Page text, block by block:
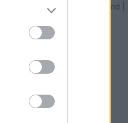
pritet t’i
Lipës me
estrada
for Finland